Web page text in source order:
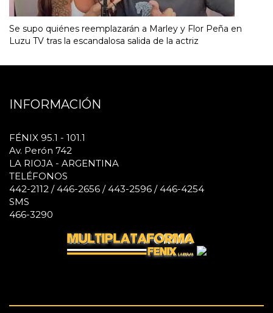
Se supo quiénes reemplazarán a Marley y Flor Peña en
Luzu TV tras la escandalosa salida de la actriz
INFORMACIÓN
FÉNIX 95.1 - 101.1
Av. Perón 742
LA RIOJA - ARGENTINA
TELÉFONOS
442-2112 / 446-2656 / 443-2596 / 446-4254
SMS
466-3290